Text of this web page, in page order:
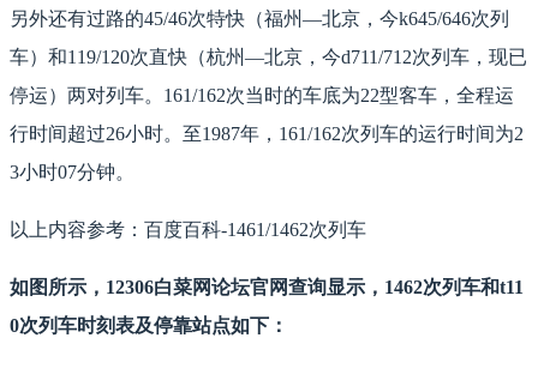
另外还有过路的45/46次特快（福州—北京，今k645/646次列
车）和119/120次直快（杭州—北京，今d711/712次列车，现已
停运）两对列车。161/162次当时的车底为22型客车，全程运
行时间超过26小时。至1987年，161/162次列车的运行时间为2
3小时07分钟。
以上内容参考：百度百科-1461/1462次列车
如图所示，12306白菜网论坛官网查询显示，1462次列车和t11
0次列车时刻表及停靠站点如下：